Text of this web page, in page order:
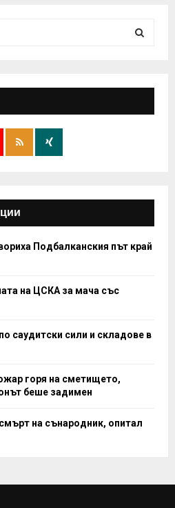
E
A
H
Подбалканския път край
на ЦСКА за мача със
саудитски сили и складове в
горя на сметището,
беше задимен
на сънародник, опитал